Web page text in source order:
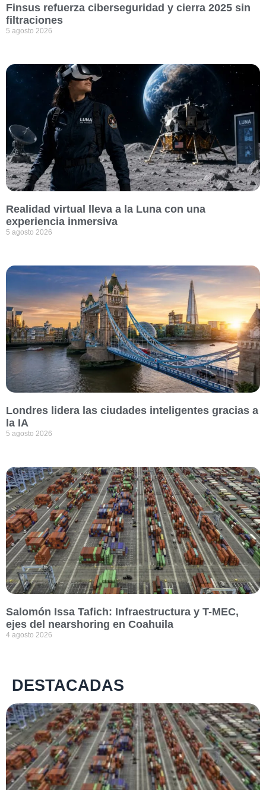
Finsus refuerza ciberseguridad y cierra 2025 sin
filtraciones
5 agosto 2026
Realidad virtual lleva a la Luna con una
experiencia inmersiva
5 agosto 2026
Londres lidera las ciudades inteligentes gracias a
la IA
5 agosto 2026
Salomón Issa Tafich: Infraestructura y T-MEC,
ejes del nearshoring en Coahuila
4 agosto 2026
DESTACADAS